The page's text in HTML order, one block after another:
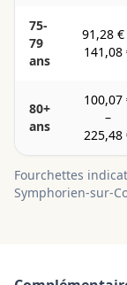
75-
79
ans
91,28 €
141,08
80+
ans
100,07
–
225,48
Fourchettes
Symphorien-sur-